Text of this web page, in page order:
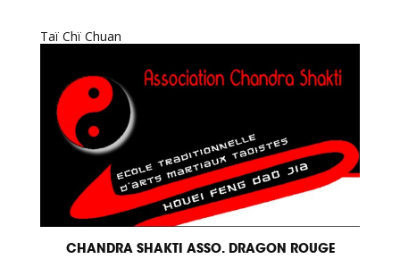
Taï Chï Chuan
CHANDRA SHAKTI ASSO. DRAGON ROUGE